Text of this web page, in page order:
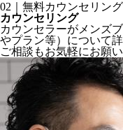
02｜無料カウンセリン
カウンセリング
カウンセラーがメンズ
やプラン等）について
ご相談もお気軽にお願い